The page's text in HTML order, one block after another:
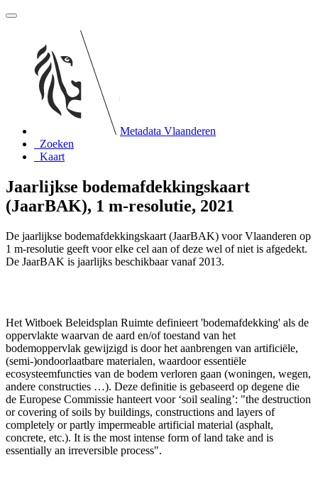
Metadata Vlaanderen
Zoeken
Kaart
Jaarlijkse bodemafdekkingskaart
(JaarBAK), 1 m-resolutie, 2021
De jaarlijkse bodemafdekkingskaart (JaarBAK) voor Vlaanderen op
1 m-resolutie geeft voor elke cel aan of deze wel of niet is afgedekt.
De JaarBAK is jaarlijks beschikbaar vanaf 2013.
Het Witboek Beleidsplan Ruimte definieert 'bodemafdekking' als de
oppervlakte waarvan de aard en/of toestand van het
bodemoppervlak gewijzigd is door het aanbrengen van artificiële,
(semi-)ondoorlaatbare materialen, waardoor essentiële
ecosysteemfuncties van de bodem verloren gaan (woningen, wegen,
andere constructies …). Deze definitie is gebaseerd op degene die
de Europese Commissie hanteert voor ‘soil sealing’: "the destruction
or covering of soils by buildings, constructions and layers of
completely or partly impermeable artificial material (asphalt,
concrete, etc.). It is the most intense form of land take and is
essentially an irreversible process".